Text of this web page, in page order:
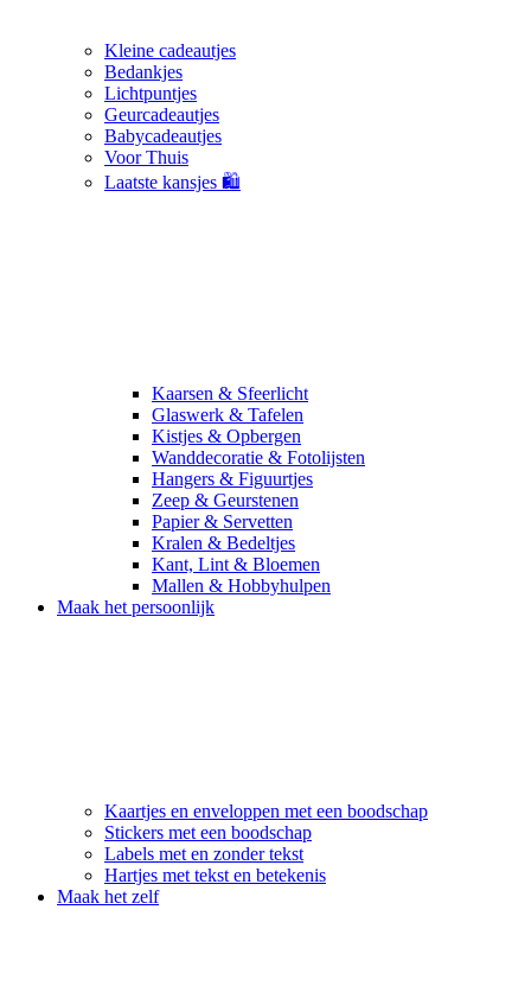
Kleine cadeautjes
Bedankjes
Lichtpuntjes
Geurcadeautjes
Babycadeautjes
Voor Thuis
Laatste kansjes 🛍️
Kaarsen & Sfeerlicht
Glaswerk & Tafelen
Kistjes & Opbergen
Wanddecoratie & Fotolijsten
Hangers & Figuurtjes
Zeep & Geurstenen
Papier & Servetten
Kralen & Bedeltjes
Kant, Lint & Bloemen
Mallen & Hobbyhulpen
Maak het persoonlijk
Kaartjes en enveloppen met een boodschap
Stickers met een boodschap
Labels met en zonder tekst
Hartjes met tekst en betekenis
Maak het zelf